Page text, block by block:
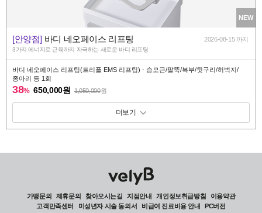
NEW
[안양점] 바디 네오페이스 리프팅 2026-08-15 까지
3가지 에너지로 근육까지 자극하는 새로운 바디 리프팅
바디 네오페이스 리프팅(트리플 EMS 리프팅) - 승모근/팔뚝/복부/뒷구리/허벅지/
종아리 등 1회
38% 650,000원 1,050,000원
패키지 보기 토글
가맹문의 제휴문의 찾아오시는길 지점안내 개인정보취급방침
이용약관
고객만족센터
미성년자 시술 동의서 비급여 진료비용 안내 PC버전